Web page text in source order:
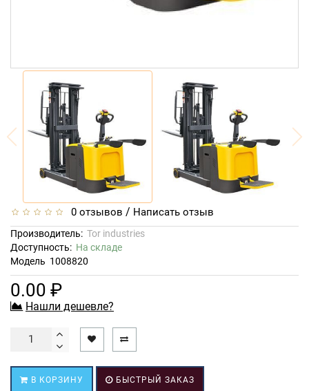
0 отзывов / Написать отзыв
Производитель: Tor industries
Доступность: На складе
Модель 1008820
0.00 ₽
Нашли дешевле?
В КОРЗИНУ БЫСТРЫЙ ЗАКАЗ